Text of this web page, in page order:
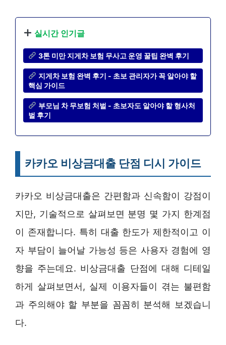
실시간 인기글
3톤 미만 지게차 보험 무사고 운영 꿀팁 완벽 후기
지게차 보험 완벽 후기 - 초보 관리자가 꼭 알아야 할
핵심 가이드
부모님 차 무보험 처벌 - 초보자도 알아야 할 형사처
벌 후기
카카오 비상금대출 단점 디시 가이드
카카오 비상금대출은 간편함과 신속함이 강점이
지만, 기술적으로 살펴보면 분명 몇 가지 한계점
이 존재합니다. 특히 대출 한도가 제한적이고 이
자 부담이 늘어날 가능성 등은 사용자 경험에 영
향을 주는데요. 비상금대출 단점에 대해 디테일
하게 살펴보면서, 실제 이용자들이 겪는 불편함
과 주의해야 할 부분을 꼼꼼히 분석해 보겠습니
다.